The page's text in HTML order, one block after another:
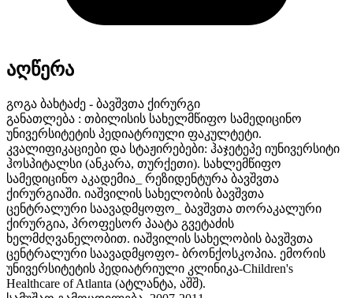
აღწერა
გოგა ბახტაძე - ბავშვთა ქირურგი
განათლება : თბილისის სახელმწიფო სამედიცინო
უნივერსიტეტის პედიატრიული ფაკულტეტი.
კვალიფიკაციები და სტაჟირებები: ჰაჯეტეპე იუნივერსიტი
ჰოსპიტალსი (ანკარა, თურქეთი). სახლემწიფო
სამედიცინო აკადემია_ რეზიდენტურა ბავშვთა
ქირურგიაში. იაშვილის სახელობის ბავშვთა
ცენტრალური საავადმყოფო_ ბავშვთა თორაკალური
ქირურგია, პროფესორ პაატა გვეტაძის
ხელმძღვანელობით. იაშვილის სახელობის ბავშვთა
ცენტრალური საავადმყოფო- ბრონქოსკოპია. ემორის
უნივერსიტეტის პედიატრიული კლინიკა-Children's
Healthcare of Atlanta (ატლანტა, აშშ).